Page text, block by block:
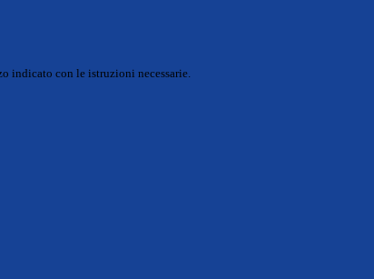
indicato con le istruzioni necessarie.